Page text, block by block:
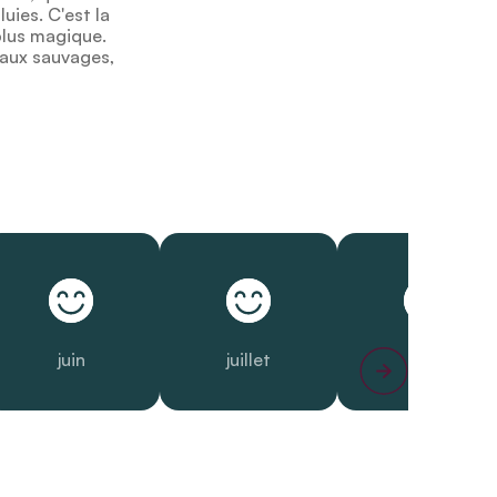
C'est la
magique.
sauvages,
juin juillet août